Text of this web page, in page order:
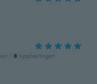
· 8 opplastinger